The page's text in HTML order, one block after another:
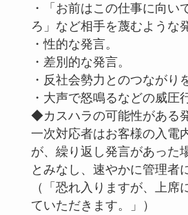
・「お前はこの仕事に向い
ろ」など相手を蔑むような
・性的な発言。
・差別的な発言。
・反社会勢力とのつながり
・大声で怒鳴るなどの威圧
◆カスハラの可能性がある
一次対応者はお客様の入電
が、繰り返し発言があった
とみなし、速やかに管理者
（「恐れ入りますが、上席
ていただきます。」）